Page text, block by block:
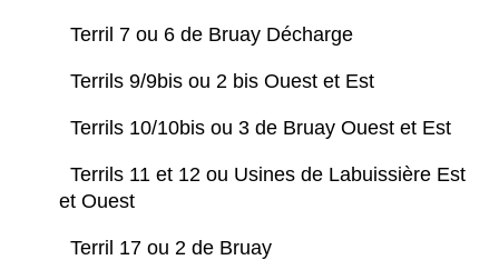
Terril 7 ou 6 de Bruay Décharge
Terrils 9/9bis ou 2 bis Ouest et Est
Terrils 10/10bis ou 3 de Bruay Ouest et Est
Terrils 11 et 12 ou Usines de Labuissière Est
et Ouest
Terril 17 ou 2 de Bruay